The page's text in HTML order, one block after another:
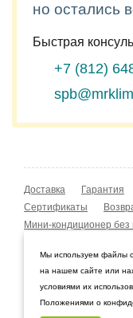
но остались
Быстрая
+7 (812)
Доставка Гарантия
Сертификаты
Мини-кондиционер без
Мобильные
© 2009–2026
Мы используем файлы
на нашем сайте или
условиями их
Положениями о